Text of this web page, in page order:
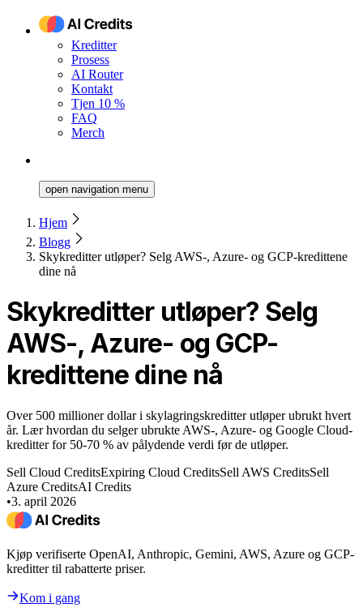
Kreditter
Prosess
AI Router
Kontakt
Tjen 10 %
FAQ
Merch
open navigation menu
Hjem
Blogg
Skykreditter utløper? Selg AWS-, Azure- og GCP-kredittene
dine nå
Skykreditter utløper? Selg
AWS-, Azure- og GCP-
kredittene dine nå
Over 500 millioner dollar i skylagringskreditter utløper ubrukt hvert
år. Lær hvordan du selger ubrukte AWS-, Azure- og Google Cloud-
kreditter for 50-70 % av pålydende verdi før de utløper.
Sell Cloud CreditsExpiring Cloud CreditsSell AWS CreditsSell
Azure CreditsAI Credits
•3. april 2026
Kjøp verifiserte OpenAI, Anthropic, Gemini, AWS, Azure og GCP-
kreditter til rabatterte priser.
Kom i gang